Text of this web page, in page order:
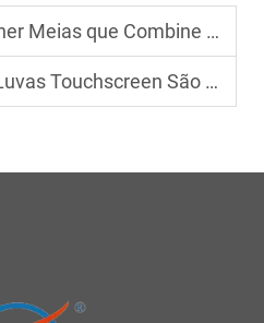
que Combine com Seu Visual?
São uma Necessidade Moderna?